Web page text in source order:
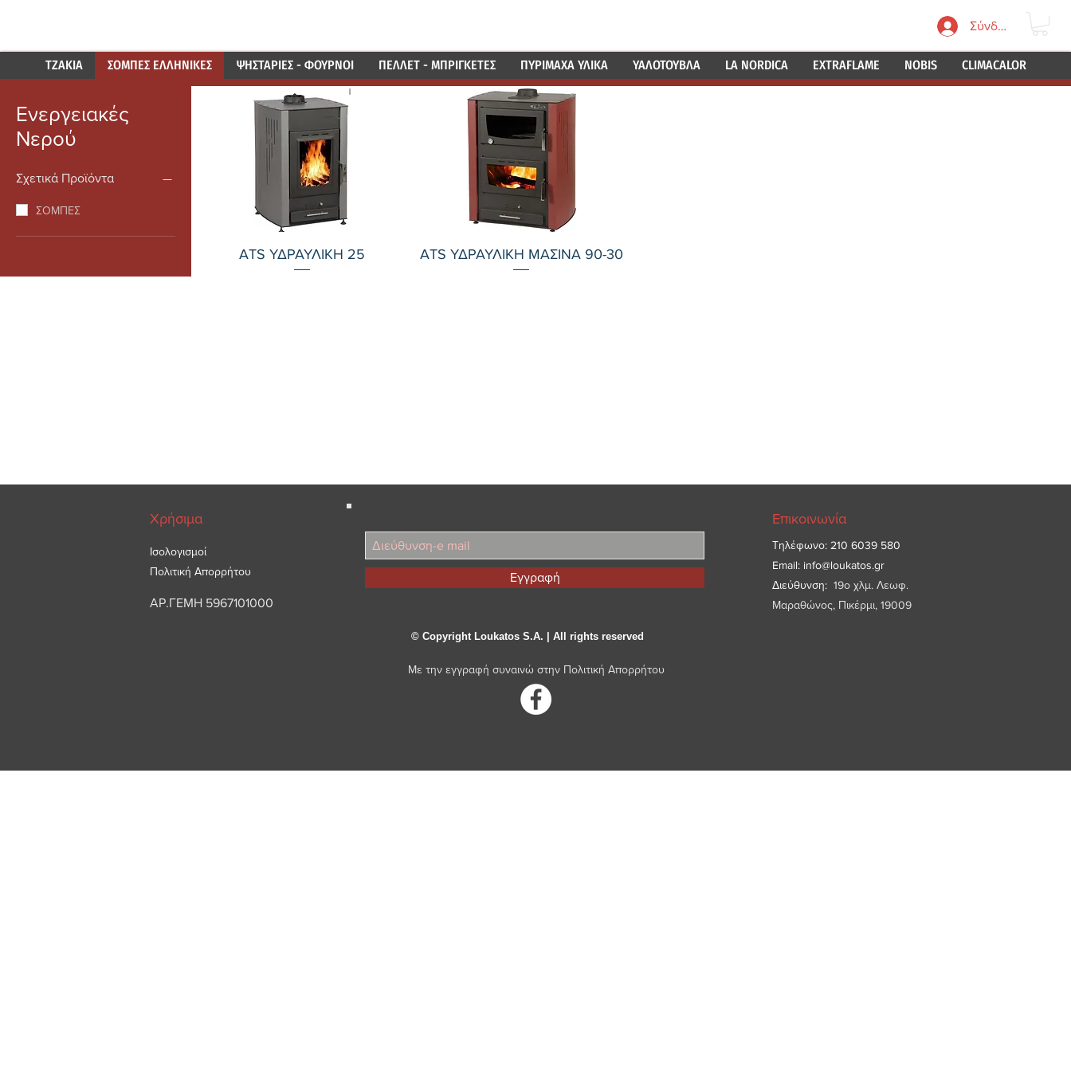
Σύνδεση
ΤΖΑΚΙΑ ΣΟΜΠΕΣ ΕΛΛΗΝΙΚΕΣ ΨΗΣΤΑΡΙΕΣ - ΦΟΥΡΝΟΙ ΠΕΛΛΕΤ - ΜΠΡΙΓΚΕΤΕΣ ΠΥΡΙΜΑΧΑ ΥΛΙΚΑ ΥΑΛΟΤΟΥΒΛΑ LA NORDICA EXTRAFLAME NOBIS CLIMACALOR
Ενεργειακές
Νερού
Σχετικά Προϊόντα
ΣΟΜΠΕΣ
Γρήγορη προβολή
ATS ΥΔΡΑΥΛΙΚΗ 25 Γρήγορη προβολή
ATS ΥΔΡΑΥΛΙΚΗ ΜΑΣΙΝΑ 90-30
Χρήσιμα
Ισολογισμοί
Πολιτική Απορρήτου
ΑΡ.ΓΕΜΗ 5967101000
Εγγραφή
Επικοινωνία
Τηλέφωνο: 210 6039 580
Email: info@loukatos.gr
Διεύθυνση: 19ο χλμ. Λεωφ.
Μαραθώνος, Πικέρμι, 19009
© Copyright Loukatos S.A. | All rights reserved
Με την εγγραφή συναινώ στην Πολιτική Απορρήτου